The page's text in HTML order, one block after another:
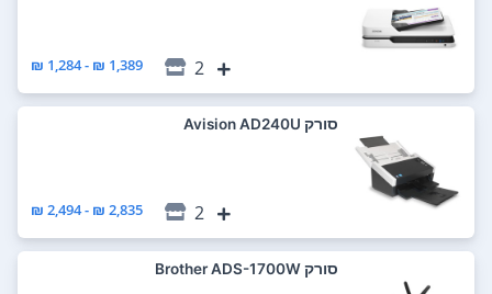
2
1,389 ₪ - 1,284 ₪
סורק Avision AD240U
2
2,835 ₪ - 2,494 ₪
סורק Brother ADS-1700W